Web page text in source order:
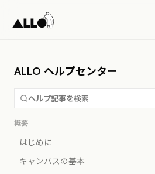
ALLO ヘルプセンター
ヘルプ記事を検索
概要
はじめに
キャンバスの基本